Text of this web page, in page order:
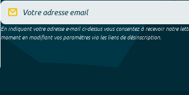
En indiquant votre adresse e-mail ci-dessus vous consentez à recevoir notre
moment en modifiant vos paramètres via les liens de désinscription.